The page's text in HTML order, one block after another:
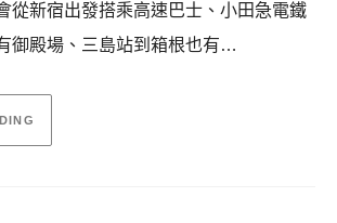
從新宿出發搭乘高速巴士、小田急電鐵
御殿場、三島站到箱根也有…